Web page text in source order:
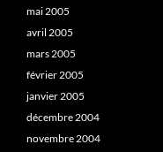
mai 2005
avril 2005
mars 2005
février 2005
janvier 2005
décembre 2004
novembre 2004